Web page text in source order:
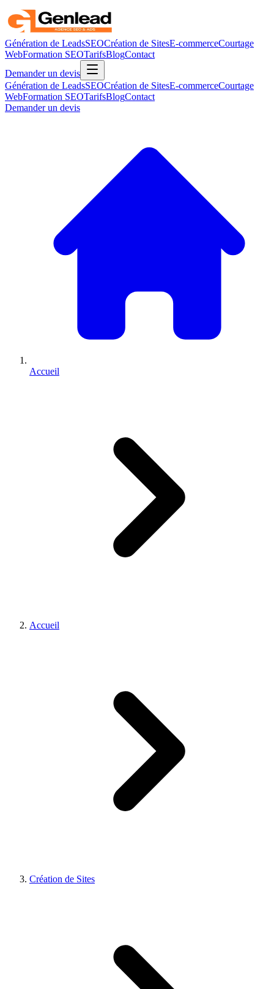
Génération de LeadsSEOCréation de SitesE-commerceCourtage
WebFormation SEOTarifsBlogContact
Demander un devis
Génération de LeadsSEOCréation de SitesE-commerceCourtage
WebFormation SEOTarifsBlogContact
Demander un devis
Accueil
Accueil
Création de Sites